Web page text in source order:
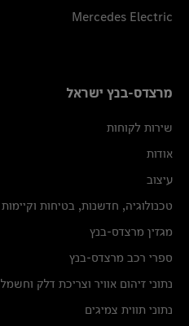
Mercedes Electric
מרצדס-בנץ ישראל
שירות לקוחות
אודות
עיצוב
טכנולוגיה, חדשנות, בטיחות וקיימות
מגזין מרצדס-בנץ
ספרי רכב מרצדס-בנץ
נתוני זיהום אוויר וצריכת דלק וחשמל
נתוני תווית צמיגים